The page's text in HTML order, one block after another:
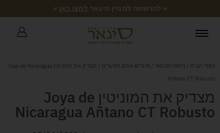
« להרשמה למגזין סיגאר לחצו כאן »
עמוד הבית / ניחוח הסיגאר / סיגרים-עולם הסיגרים
/ מצדיק את המוניטין Joya de Nicaragua
Añtano CT Robusto
מצדיק את המוניטין Joya de
Nicaragua Añtano CT Robusto